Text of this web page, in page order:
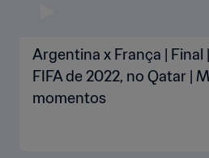
Argentina x França |
FIFA de 2022, no Qatar |
momentos